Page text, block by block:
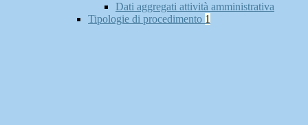
Dati aggregati attività amministrativa
Tipologie di procedimento 1